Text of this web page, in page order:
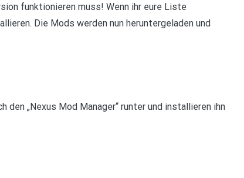
funktionieren muss! Wenn ihr eure Liste
Die Mods werden nun heruntergeladen und
den „Nexus Mod Manager“ runter und installieren ihn